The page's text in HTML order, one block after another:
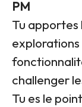
PM
Tu apportes
challenger
Tu es le